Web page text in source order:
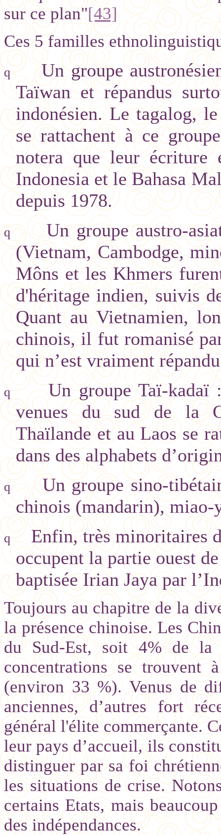
sur ce plan"[43]
Ces 5 familles
q
Un groupe
Taïwan et répandus
indonésien. Le tagalog,
se rattachent à ce
notera que leur écriture
Indonesia et le Bahasa
depuis 1978.
q
Un groupe austro-
(Vietnam, Cambodge,
Môns et les Khmers
d'héritage indien, suivis
Quant au Vietnamien,
chinois, il fut romanisé
qui n’est vraiment
q
Un groupe Taï-kadaï
venues du sud de la
Thaïlande et au Laos se
dans des alphabets
q
Un groupe sino-
chinois (mandarin), miao-
q
Enfin, très minoritaires
occupent la partie ouest
baptisée Irian Jaya par
Toujours au chapitre de la
la présence chinoise. Les
du Sud-Est, soit 4% de la
concentrations se trouvent
(environ 33 %). Venus de
anciennes, d’autres fort
général l'élite commerçante.
leur pays d’accueil, ils
distinguer par sa foi
les situations de crise.
certains Etats, mais
des indépendances.